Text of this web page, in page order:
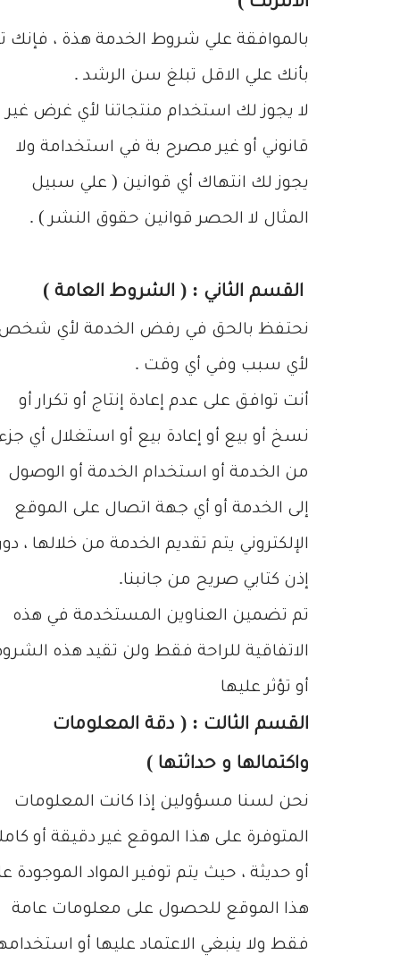
بالموافقة علي شروط الخدمة هذة ، فإنك
بأنك علي الاقل تبلغ سن الرشد .
لا يجوز لك استخدام منتجاتنا لأي غرض غير
قانوني أو غير مصرح بة في استخدامة ولا
يجوز لك انتهاك أي قوانين ( علي سبيل
المثال لا الحصر قوانين حقوق النشر ) .
القسم الثاني : ( الشروط العامة )
نحتفظ بالحق في رفض الخدمة لأي
لأي سبب وفي أي وقت .
أنت توافق على عدم إعادة إنتاج أو تكرار أو
نسخ أو بيع أو إعادة بيع أو استغلال أي
من الخدمة أو استخدام الخدمة أو الوصول
إلى الخدمة أو أي جهة اتصال على الموقع
الإلكتروني يتم تقديم الخدمة من خلالها ،
إذن كتابي صريح من جانبنا.
تم تضمين العناوين المستخدمة في هذه
الاتفاقية للراحة فقط ولن تقيد هذه
أو تؤثر عليها
القسم الثالت : ( دقة المعلومات
واكتمالها و حداثتها )
نحن لسنا مسؤولين إذا كانت المعلومات
المتوفرة على هذا الموقع غير دقيقة أو
أو حديثة ، حيث يتم توفير المواد الموجودة
هذا الموقع للحصول على معلومات عامة
فقط ولا ينبغي الاعتماد عليها أو